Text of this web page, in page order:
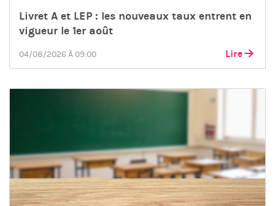
Livret A et LEP : les nouveaux taux entrent en
vigueur le 1er août
04/08/2026 À 09:00 Lire